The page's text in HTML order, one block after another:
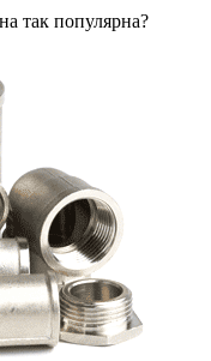
так популярна?